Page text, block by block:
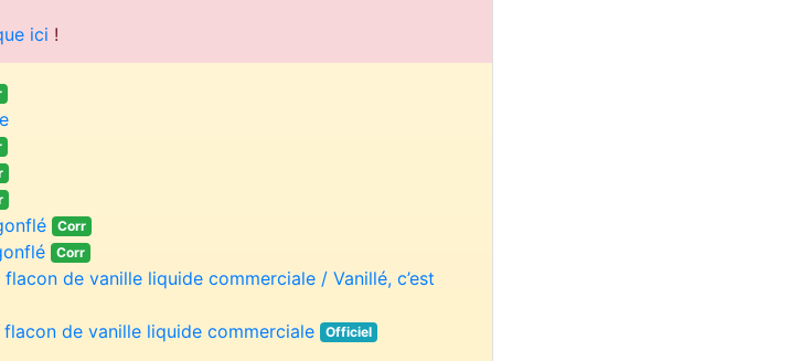
ici !
Corr
Corr
flacon de vanille liquide commerciale / Vanillé, c’est
flacon de vanille liquide commerciale Officiel